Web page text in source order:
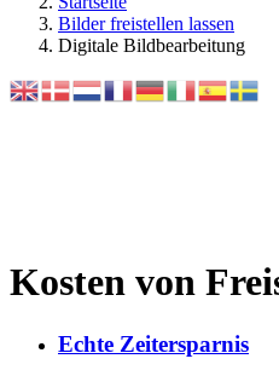
Bilder freistellen lassen
Digitale Bildbearbeitung
Kosten von
Echte Zeitersparnis